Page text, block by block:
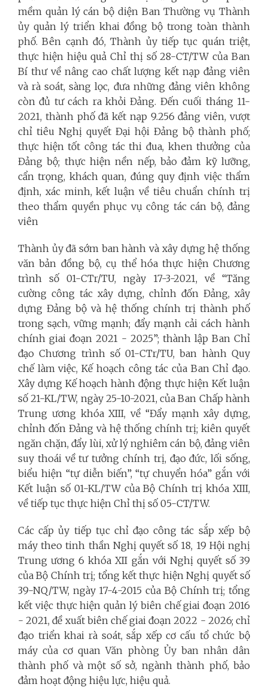
mềm quản lý cán bộ diện Ban Thường vụ Thành
ủy quản lý triển khai đồng bộ trong toàn thành
phố. Bên cạnh đó, Thành ủy tiếp tục quán triệt,
thực hiện hiệu quả Chỉ thị số 28-CT/TW của Ban
Bí thư về nâng cao chất lượng kết nạp đảng viên
và rà soát, sàng lọc, đưa những đảng viên không
còn đủ tư cách ra khỏi Đảng. Đến cuối tháng 11-
2021, thành phố đã kết nạp 9.256 đảng viên, vượt
chỉ tiêu Nghị quyết Đại hội Đảng bộ thành phố;
thực hiện tốt công tác thi đua, khen thưởng của
Đảng bộ; thực hiện nền nếp, bảo đảm kỹ lưỡng,
cẩn trọng, khách quan, đúng quy định việc thẩm
định, xác minh, kết luận về tiêu chuẩn chính trị
theo thẩm quyền phục vụ công tác cán bộ, đảng
viên
Thành ủy đã sớm ban hành và xây dựng hệ thống
văn bản đồng bộ, cụ thể hóa thực hiện Chương
trình số 01-CTr/TU, ngày 17-3-2021, về “Tăng
cường công tác xây dựng, chỉnh đốn Đảng, xây
dựng Đảng bộ và hệ thống chính trị thành phố
trong sạch, vững mạnh; đẩy mạnh cải cách hành
chính giai đoạn 2021 - 2025”; thành lập Ban Chỉ
đạo Chương trình số 01-CTr/TU, ban hành Quy
chế làm việc, Kế hoạch công tác của Ban Chỉ đạo.
Xây dựng Kế hoạch hành động thực hiện Kết luận
số 21-KL/TW, ngày 25-10-2021, của Ban Chấp hành
Trung ương khóa XIII, về “Đẩy mạnh xây dựng,
chỉnh đốn Đảng và hệ thống chính trị; kiên quyết
ngăn chặn, đẩy lùi, xử lý nghiêm cán bộ, đảng viên
suy thoái về tư tưởng chính trị, đạo đức, lối sống,
biểu hiện “tự diễn biến”, “tự chuyển hóa” gắn với
Kết luận số 01-KL/TW của Bộ Chính trị khóa XIII,
về tiếp tục thực hiện Chỉ thị số 05-CT/TW.
Các cấp ủy tiếp tục chỉ đạo công tác sắp xếp bộ
máy theo tinh thần Nghị quyết số 18, 19 Hội nghị
Trung ương 6 khóa XII gắn với Nghị quyết số 39
của Bộ Chính trị; tổng kết thực hiện Nghị quyết số
39-NQ/TW, ngày 17-4-2015 của Bộ Chính trị; tổng
kết việc thực hiện quản lý biên chế giai đoạn 2016
- 2021, đề xuất biên chế giai đoạn 2022 - 2026; chỉ
đạo triển khai rà soát, sắp xếp cơ cấu tổ chức bộ
máy của cơ quan Văn phòng Ủy ban nhân dân
thành phố và một số sở, ngành thành phố, bảo
đảm hoạt động hiệu lực, hiệu quả.